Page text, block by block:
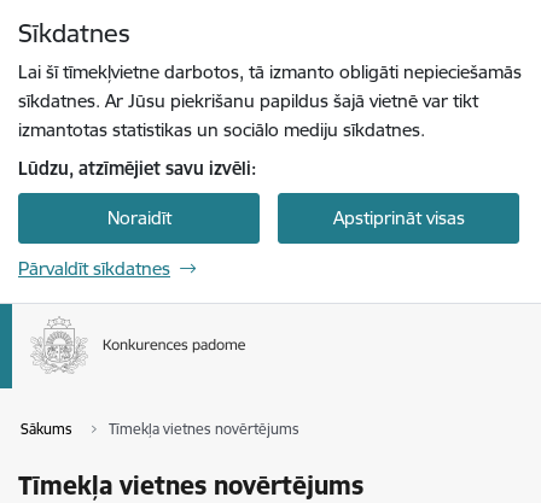
Sīkdatnes
Lai šī tīmekļvietne darbotos, tā izmanto obligāti nepieciešamās
sīkdatnes. Ar Jūsu piekrišanu papildus šajā vietnē var tikt
izmantotas statistikas un sociālo mediju sīkdatnes.
Lūdzu, atzīmējiet savu izvēli:
Noraidīt Apstiprināt visas
Pārvaldīt sīkdatnes
Sākums Tīmekļa vietnes novērtējums
Tīmekļa vietnes novērtējums